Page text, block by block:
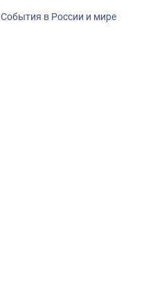
События в России и мире